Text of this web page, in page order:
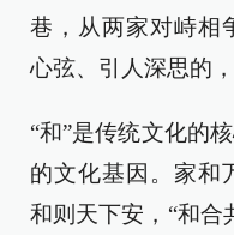
巷，从两家对峙相
心弦、引人深思的，
“和”是传统文化的
的文化基因。家和
和则天下安，“和合